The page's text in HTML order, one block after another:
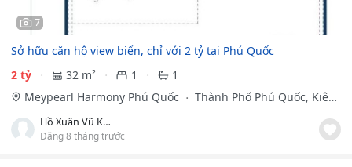
7
Sở hữu căn hộ view biển, chỉ với 2 tỷ tại Phú Quốc
2 tỷ
32 m² 1
1
Meypearl Harmony Phú Quốc
Thành Phố Phú Quốc, Kiên
Giang
Hồ Xuân Vũ Khánh
Đăng 8 tháng trước